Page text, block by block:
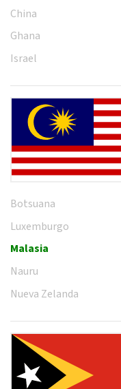
China
Ghana
Israel
Botsuana
Luxemburgo
Malasia
Nauru
Nueva Zelanda